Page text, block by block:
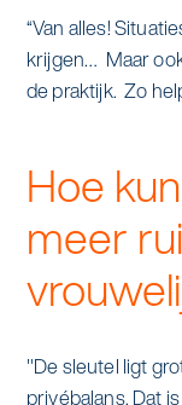
“Van alles!
krijgen… Maar
de praktijk. Zo
Hoe
meer
"De sleutel ligt
privébalans. Dat